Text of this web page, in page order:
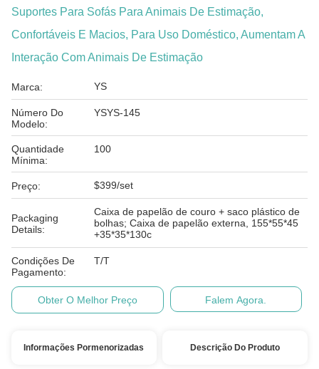
Suportes Para Sofás Para Animais De Estimação,
Confortáveis E Macios, Para Uso Doméstico, Aumentam A
Interação Com Animais De Estimação
Marca: YS
Número Do
Modelo:
YSYS-145
Quantidade
Mínima:
100
Preço: $399/set
Packaging
Details:
Caixa de papelão de couro + saco plástico de
bolhas; Caixa de papelão externa, 155*55*45
+35*35*130c
Condições De
Pagamento:
T/T
Obter O Melhor Preço Falem Agora.
Informações Pormenorizadas Descrição Do Produto